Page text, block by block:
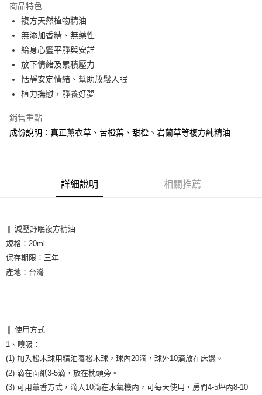
Apple Pay
街口支付
悠遊付
ATM付款
全家取貨付款
每筆NT$60，滿NT$1,000(含以上)免運費
商品特色
複方天然植物精油
無添加香精、無藥性
給身心靈平靜與安詳
放下情緒及累積壓力
恬靜安定情緒、幫助放鬆入眠
植力撫慰，靜養好夢
銷售重點
成份說明：真正薰衣草、苦橙葉、甜橙、岩蘭草等複方純精油
詳細說明 相關推薦
❙ 減壓舒眠複方精油
規格：20ml
保存期限：三年
產地：台灣
❙ 使用方式
1、嗅吸：
(1) 加入松木球用精油養松木球，球內20滴，球外10滴放在床邊。
(2) 滴在面紙3-5滴，放在枕頭旁。
(3) 可用薰香方式，滴入10滴在水氧機內，可每天使用，房間4-5坪內8-10